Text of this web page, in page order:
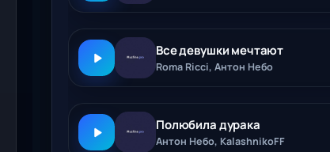
Все девушки мечтают
Roma Ricci, Антон Небо
Полюбила дурака
Антон Небо, KalashnikoFF